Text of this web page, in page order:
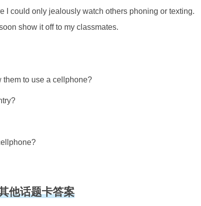
I could only jealously watch others phoning or texting.
show it off to my classmates.
them to use a cellphone?
他话题卡答案